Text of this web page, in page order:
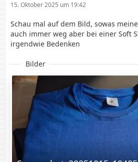
15. Oktober 2025 um 19:42
Schau mal auf dem Bild, sowas
auch immer weg aber bei einer Soft
irgendwie Bedenken
Bilder